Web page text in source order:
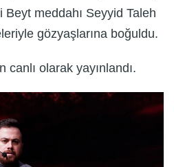
Beyt meddahı Seyyid Taleh
gözyaşlarına boğuldu.
canlı olarak yayınlandı.